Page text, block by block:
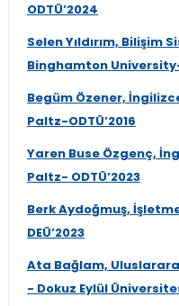
ODTÜ’2024
Selen Yıldırım, Bilişim
Binghamton
Begüm Özener,
Paltz-ODTÜ’2016
Yaren Buse Özgenç,
Paltz- ODTÜ’2023
Berk Aydoğmuş,
DEÜ’2023
Ata Bağlam,
- Dokuz Eylül